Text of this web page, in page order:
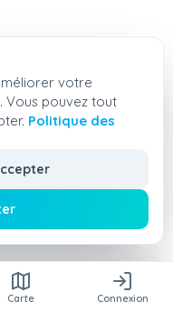
votre
Vous pouvez tout
Politique des
Carte Connexion